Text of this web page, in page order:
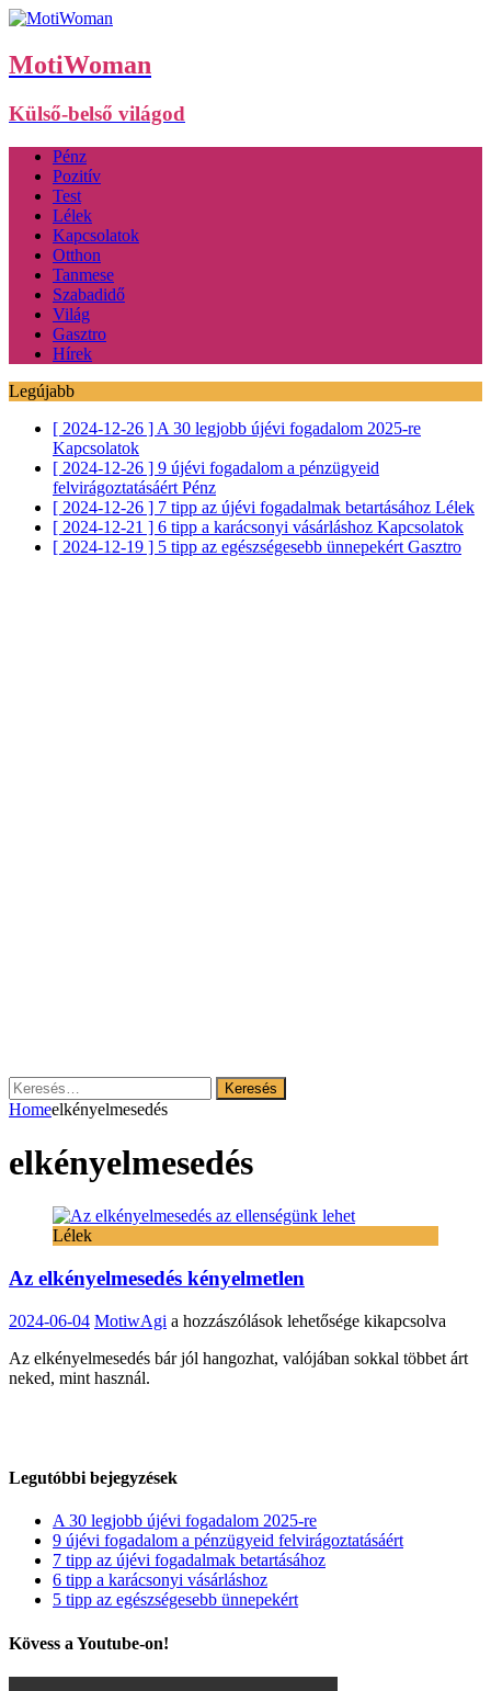
MotiWoman
Külső-belső világod
Pénz
Pozitív
Test
Lélek
Kapcsolatok
Otthon
Tanmese
Szabadidő
Világ
Gasztro
Hírek
Legújabb
[ 2024-12-26 ] A 30 legjobb újévi fogadalom 2025-re
Kapcsolatok
[ 2024-12-26 ] 9 újévi fogadalom a pénzügyeid
felvirágoztatásáért Pénz
[ 2024-12-26 ] 7 tipp az újévi fogadalmak betartásához Lélek
[ 2024-12-21 ] 6 tipp a karácsonyi vásárláshoz Kapcsolatok
[ 2024-12-19 ] 5 tipp az egészségesebb ünnepekért Gasztro
Keresés:
Homeelkényelmesedés
elkényelmesedés
Lélek
Az elkényelmesedés kényelmetlen
2024-06-04 MotiwAgi Az
kényelmetlen
a hozzászólások lehetősége kikapcsolva
Az elkényelmesedés bár jól hangozhat, valójában sokkal többet árt
neked, mint használ.
Legutóbbi bejegyzések
A 30 legjobb újévi fogadalom 2025-re
9 újévi fogadalom a pénzügyeid felvirágoztatásáért
7 tipp az újévi fogadalmak betartásához
6 tipp a karácsonyi vásárláshoz
5 tipp az egészségesebb ünnepekért
Kövess a Youtube-on!